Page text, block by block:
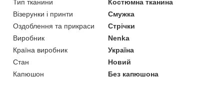
Тип тканини
Костюмна тканина
Візерунки і принти
Смужка
Оздоблення та прикраси
Стрічки
Виробник
Nenka
Країна виробник
Україна
Стан
Новий
Капюшон
Без капюшона